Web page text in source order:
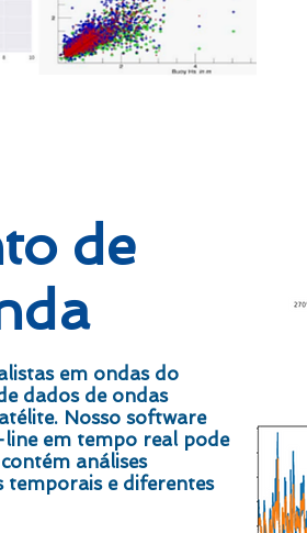
de
em ondas do
dados de ondas
Nosso software
em tempo real pode
análises
temporais e diferentes